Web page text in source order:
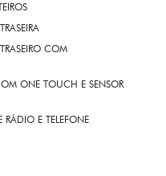
COM
ONE TOUCH E SENSOR
E TELEFONE